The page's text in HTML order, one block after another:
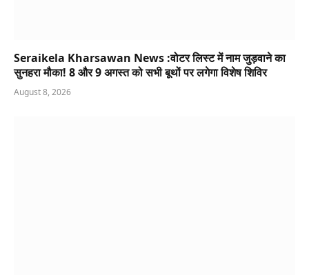
Seraikela Kharsawan News :वोटर लिस्ट में नाम जुड़वाने का
सुनहरा मौका! 8 और 9 अगस्त को सभी बूथों पर लगेगा विशेष शिविर
August 8, 2026